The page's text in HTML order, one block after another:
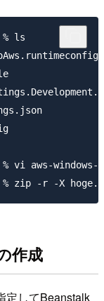
% ls
% vi aws-
作成
定してBeanstalk